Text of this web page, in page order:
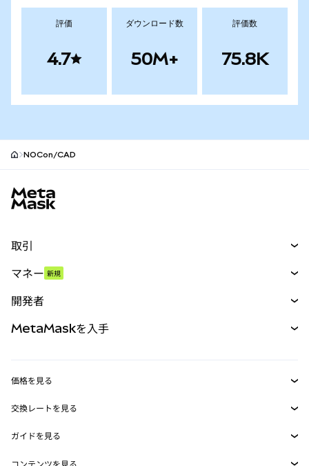
評価
4.7
ダウンロード数
50M+
評価数
75.8K
NOCon/CAD
取引
パーペチュアル
RWA
マネー 新規
開発者
MetaMask Connect
Snaps
MetaMaskを入手
セキュリティ
価格を見る
イーサリアムの価格
Solanaの価格
交換レートを見る
ETH→USD
USDT→INR
ガイドを見る
コンテンツを見る